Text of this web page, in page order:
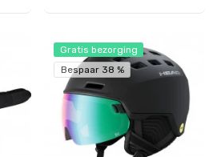
Gratis bezorging
Bespaar 38 %